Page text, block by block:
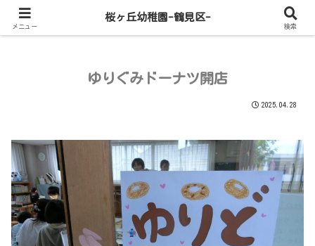
ゆりぐみドーナツ開店
2025.04.28
メニュー
桜ヶ丘幼稚園-鶴見区-
検索